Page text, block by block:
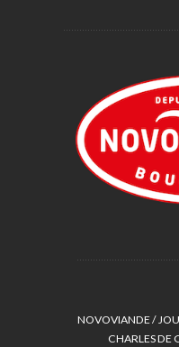
NOVOVIANDE /
CHARLES DE